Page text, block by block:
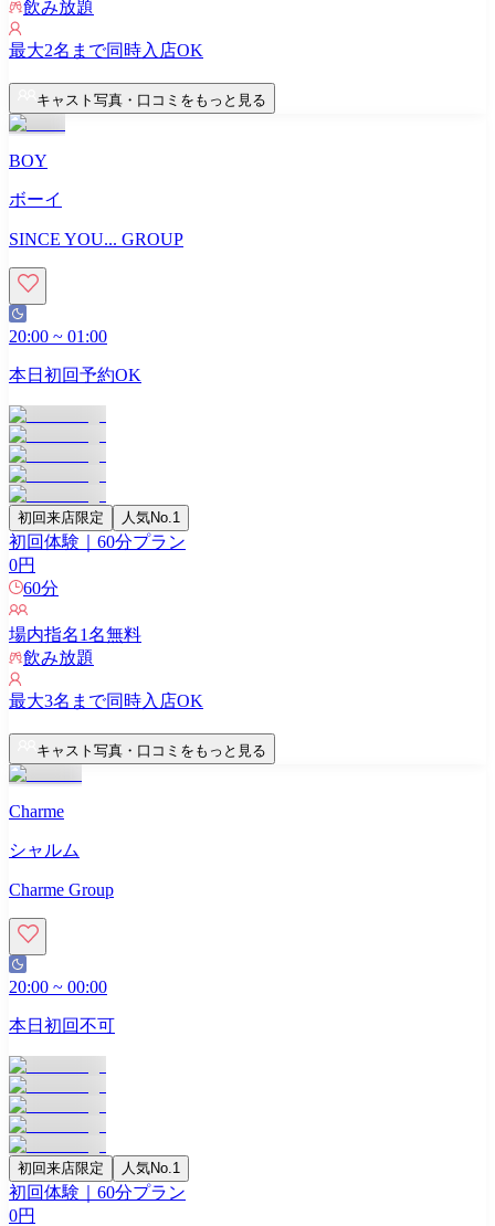
飲み放題
最大2名まで同時入店OK
キャスト写真・口コミをもっと見る
BOY
ボーイ
SINCE YOU... GROUP
20:00 ~ 01:00
本日初回予約OK
初回来店限定 人気No.1
初回体験｜60分プラン
0円
60分
場内指名1名無料
飲み放題
最大3名まで同時入店OK
キャスト写真・口コミをもっと見る
Charme
シャルム
Charme Group
20:00 ~ 00:00
本日初回不可
初回来店限定 人気No.1
初回体験｜60分プラン
0円